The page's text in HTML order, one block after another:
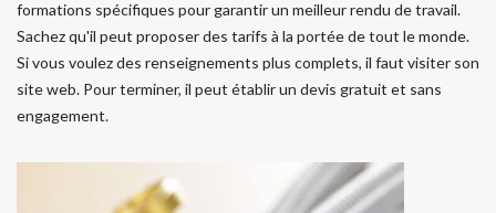
formations spécifiques pour garantir un meilleur rendu de travail.
Sachez qu'il peut proposer des tarifs à la portée de tout le monde.
Si vous voulez des renseignements plus complets, il faut visiter son
site web. Pour terminer, il peut établir un devis gratuit et sans
engagement.